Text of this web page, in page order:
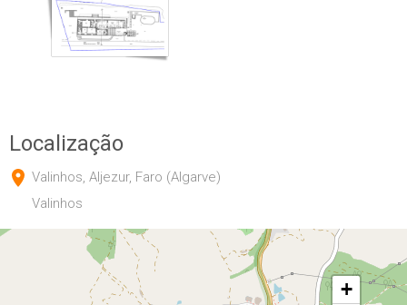
Localização
Valinhos, Aljezur, Faro (Algarve)
Valinhos
+